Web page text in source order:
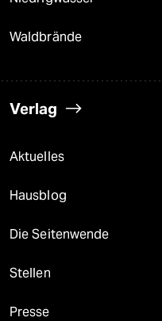
Waldbrände
Verlag
Aktuelles
Hausblog
Die Seitenwende
Stellen
Presse